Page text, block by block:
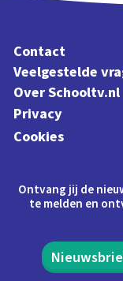
Contact
Veelgestelde
Over Schooltv.nl
Privacy
Cookies
Ontvang jij de
te melden en